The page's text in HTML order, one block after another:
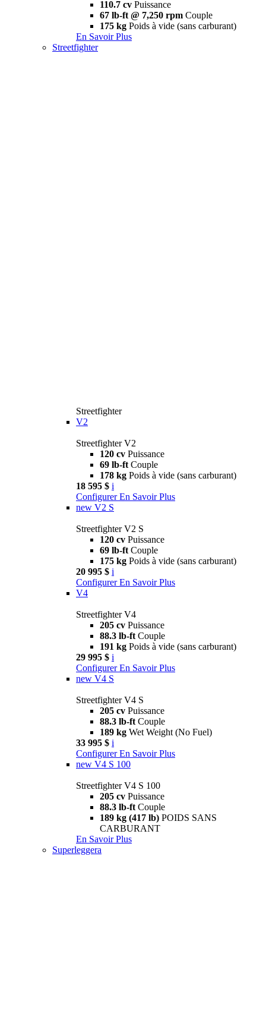
110.7 cv Puissance
67 lb-ft @ 7,250 rpm Couple
175 kg Poids à vide (sans carburant)
En Savoir Plus
Streetfighter
Streetfighter
V2
Streetfighter V2
120 cv Puissance
69 lb-ft Couple
178 kg Poids à vide (sans carburant)
18 595 $ i
Configurer En Savoir Plus
new V2 S
Streetfighter V2 S
120 cv Puissance
69 lb-ft Couple
175 kg Poids à vide (sans carburant)
20 995 $ i
Configurer En Savoir Plus
V4
Streetfighter V4
205 cv Puissance
88.3 lb-ft Couple
191 kg Poids à vide (sans carburant)
29 995 $ i
Configurer En Savoir Plus
new V4 S
Streetfighter V4 S
205 cv Puissance
88.3 lb-ft Couple
189 kg Wet Weight (No Fuel)
33 995 $ i
Configurer En Savoir Plus
new V4 S 100
Streetfighter V4 S 100
205 cv Puissance
88.3 lb-ft Couple
189 kg (417 lb) POIDS SANS
CARBURANT
En Savoir Plus
Superleggera